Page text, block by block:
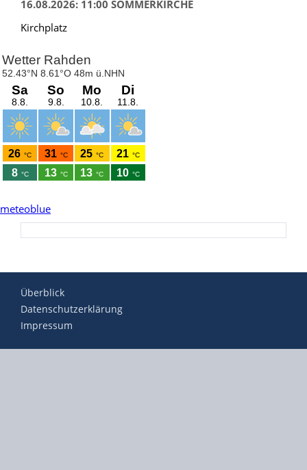
16.08.2026: 11:00 SOMMERKIRCHE
Kirchplatz
meteoblue
Überblick
Datenschutzerklärung
Impressum